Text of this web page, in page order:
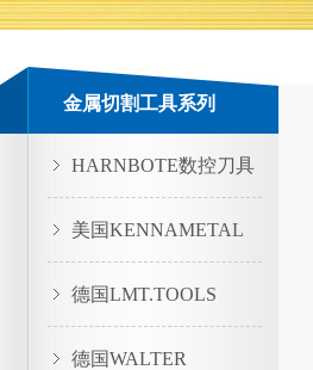
金属切割工具系列
HARNBOTE数控刀具
美国KENNAMETAL
德国LMT.TOOLS
德国WALTER